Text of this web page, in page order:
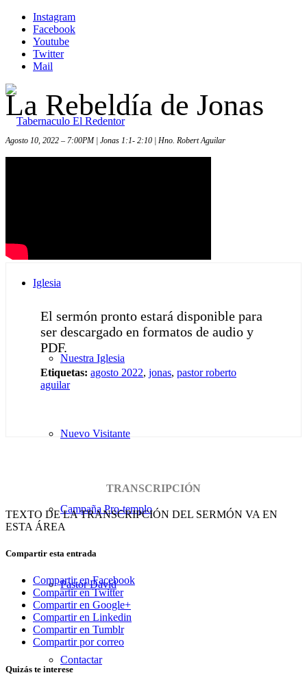
Instagram
Facebook
Youtube
Twitter
Mail
Iglesia
Nuestra Iglesia
Nuevo Visitante
Campaña Pro-templo
Pastor David
Contactar
La Rebeldía de Jonas
Agosto 10, 2022 – 7:00PM | Jonas 1:1- 2:10 | Hno. Robert Aguilar
El sermón pronto estará disponible para
ser descargado en formatos de audio y
PDF.
Etiquetas: agosto 2022, jonas, pastor roberto
aguilar
TRANSCRIPCIÓN
TEXTO DE LA TRANSCRIPCIÓN DEL SERMÓN VA EN
ESTA ÁREA
Compartir esta entrada
Compartir en Facebook
Compartir en Twitter
Compartir en Google+
Compartir en Linkedin
Compartir en Tumblr
Compartir por correo
Quizás te interese